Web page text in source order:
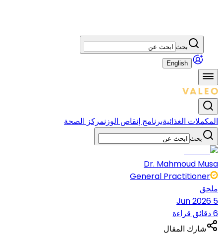
بحث
English
المكملات الغذائيةبرنامج إنقاص الوزنمركز الصحة
بحث
Dr. Mahmoud Musa
General Practitioner
ملحق
5 Jun 2026
6 دقائق قراءة
شارك المقال